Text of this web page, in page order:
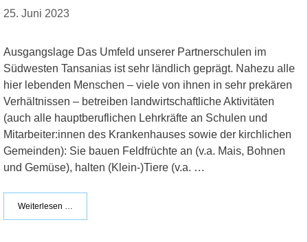
25. Juni 2023
Ausgangslage Das Umfeld unserer Partnerschulen im
Südwesten Tansanias ist sehr ländlich geprägt. Nahezu alle
hier lebenden Menschen – viele von ihnen in sehr prekären
Verhältnissen – betreiben landwirtschaftliche Aktivitäten
(auch alle hauptberuflichen Lehrkräfte an Schulen und
Mitarbeiter:innen des Krankenhauses sowie der kirchlichen
Gemeinden): Sie bauen Feldfrüchte an (v.a. Mais, Bohnen
und Gemüse), halten (Klein-)Tiere (v.a. …
Weiterlesen …